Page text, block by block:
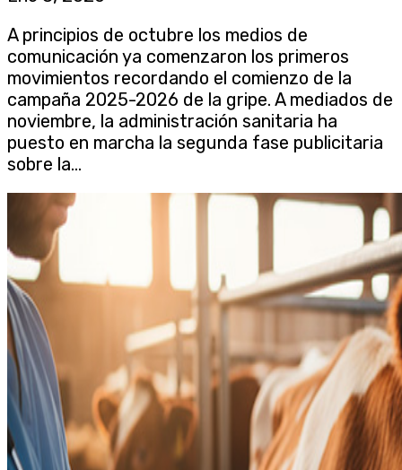
A principios de octubre los medios de
comunicación ya comenzaron los primeros
movimientos recordando el comienzo de la
campaña 2025-2026 de la gripe. A mediados de
noviembre, la administración sanitaria ha
puesto en marcha la segunda fase publicitaria
sobre la...